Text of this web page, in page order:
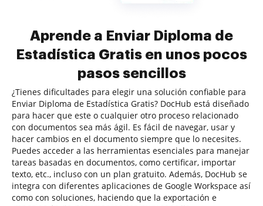
Aprende a Enviar Diploma de
Estadística Gratis en unos pocos
pasos sencillos
¿Tienes dificultades para elegir una solución confiable para
Enviar Diploma de Estadística Gratis? DocHub está diseñado
para hacer que este o cualquier otro proceso relacionado
con documentos sea más ágil. Es fácil de navegar, usar y
hacer cambios en el documento siempre que lo necesites.
Puedes acceder a las herramientas esenciales para manejar
tareas basadas en documentos, como certificar, importar
texto, etc., incluso con un plan gratuito. Además, DocHub se
integra con diferentes aplicaciones de Google Workspace así
como con soluciones, haciendo que la exportación e